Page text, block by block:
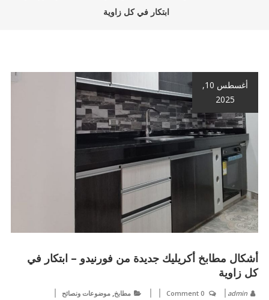
ابتكار في كل زاوية
أغسطس 10,
2025
أشكال مطابخ أكريليك جديدة من فورنيدو – ابتكار في
كل زاوية
admin
0 Comment مطابخ, موضوعات ونصائح